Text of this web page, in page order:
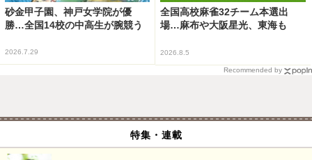
砂金甲子園、神戸女学院が優
勝…全国14校の中高生が腕競う
2026.7.29
全国高校麻雀32チーム本選出
場…麻布や大阪星光、東海も
2026.8.5
Recommended by
特集・連載